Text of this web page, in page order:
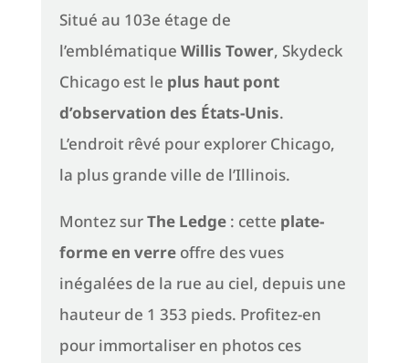
Situé au 103e étage de
l’emblématique Willis Tower, Skydeck
Chicago est le plus haut pont
d’observation des États-Unis.
L’endroit rêvé pour explorer Chicago,
la plus grande ville de l’Illinois.
Montez surThe Ledge: cette plate-
forme en verreoffre des vues
inégalées de la rue au ciel, depuis une
hauteur de 1 353 pieds. Profitez-en
pour immortaliser en photos ces